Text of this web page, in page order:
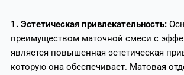
1. Эстетическая привлекательность:
преимуществом маточной смеси с
является повышенная эстетическая
которую она обеспечивает. Матовая